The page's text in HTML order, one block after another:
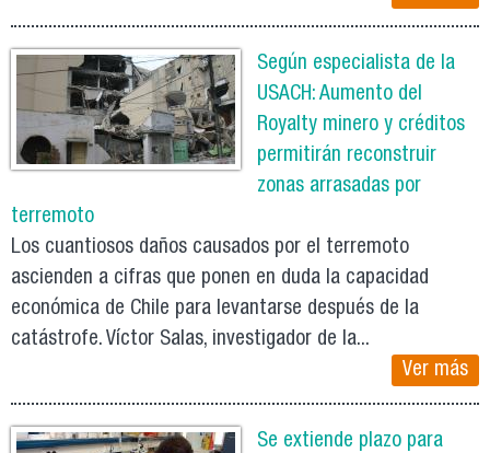
Según especialista de la
USACH: Aumento del
Royalty minero y créditos
permitirán reconstruir
zonas arrasadas por
terremoto
Los cuantiosos daños causados por el terremoto
ascienden a cifras que ponen en duda la capacidad
económica de Chile para levantarse después de la
catástrofe. Víctor Salas, investigador de la...
Ver más
Se extiende plazo para